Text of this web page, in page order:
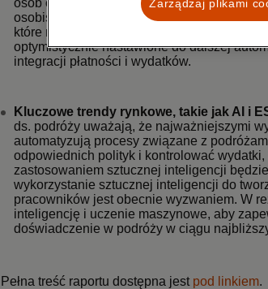
osobistych kart do rezerwacji podróży
które mają rozwiązać ten problem. Osoby
optymistycznie nastawione do dalszej
integracji płatności i wydatków.
Kluczowe trendy rynkowe, takie jak AI i
ds. podróży uważają, że najważniejszymi
automatyzują procesy związane z
odpowiednich polityk i kontrolować
zastosowaniem sztucznej inteligencji
wykorzystanie sztucznej inteligencji do
pracowników jest obecnie wyzwaniem. W
inteligencję i uczenie maszynowe, aby
doświadczenie w podróży w ciągu
Pełna treść raportu dostępna jest pod linkiem.
Zarządzaj plikami